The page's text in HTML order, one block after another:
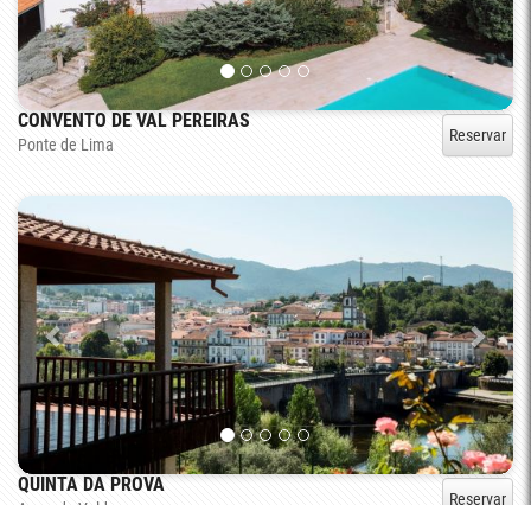
CONVENTO DE VAL PEREIRAS
Ponte de Lima Reservar
QUINTA DA PROVA
Reservar